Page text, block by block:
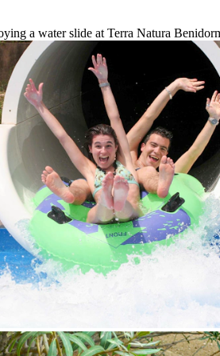
a water slide at Terra Natura